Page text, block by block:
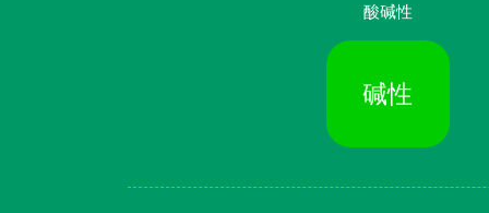
酸碱性
碱性